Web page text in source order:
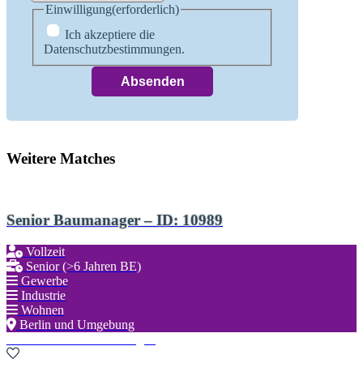
Einwilligung(erforderlich)
Ich akzeptiere die
Datenschutzbestimmungen.
Weitere Matches
Senior Baumanager – ID: 10989
Vollzeit
Senior (>6 Jahren BE)
Gewerbe
Industrie
Wohnen
Berlin und Umgebung